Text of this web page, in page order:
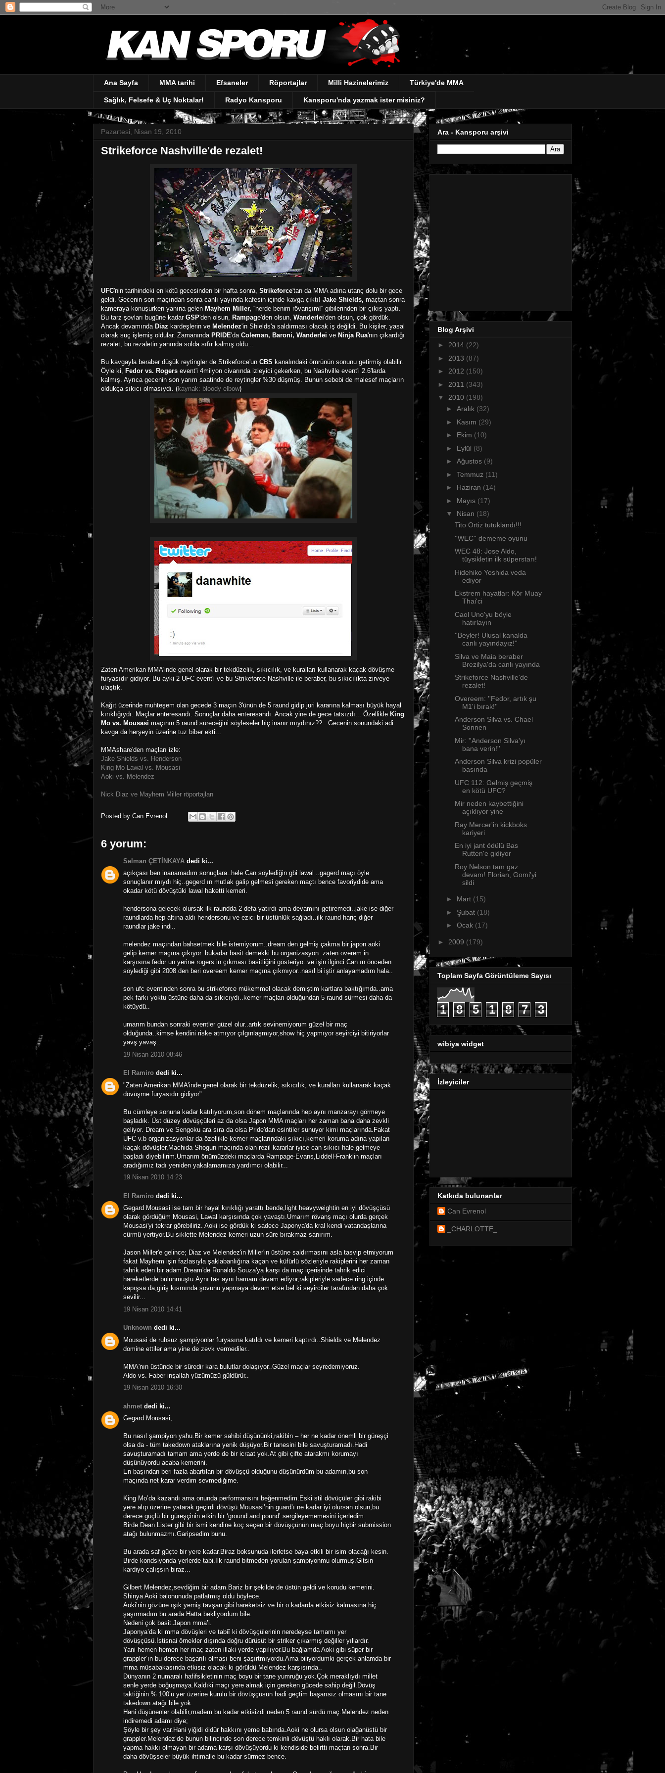
Ana Sayfa MMA tarihi Efsaneler Röportajlar Milli Hazinelerimiz Türkiye'de MMA
Sağlık, Felsefe & Uç Noktalar! Radyo Kansporu Kansporu'nda yazmak ister misiniz?
Pazartesi, Nisan 19, 2010
Strikeforce Nashville'de rezalet!
UFC'nin tarihindeki en kötü gecesinden bir hafta sonra, Strikeforce'tan da MMA adına utanç dolu bir gece
geldi. Gecenin son maçından sonra canlı yayında kafesin içinde kavga çıktı! Jake Shields, maçtan sonra
kameraya konuşurken yanına gelen Mayhem Miller, ''nerde benim rövanşım!'' gibilerinden bir çıkış yaptı.
Bu tarz şovları bugüne kadar GSP'den olsun, Rampage'den olsun, Wanderlei'den olsun, çok gördük.
Ancak devamında Diaz kardeşlerin ve Melendez'in Shields'a saldırması olacak iş değildi. Bu kişiler, yasal
olarak suç işlemiş oldular. Zamanında PRIDE'da Coleman, Baroni, Wanderlei ve Ninja Rua'nın çıkardığı
rezalet, bu rezaletin yanında solda sıfır kalmış oldu...
Bu kavgayla beraber düşük reytingler de Strikeforce'un CBS kanalındaki ömrünün sonunu getirmiş olabilir.
Öyle ki, Fedor vs. Rogers event'i 4milyon civarında izleyici çekerken, bu Nashville event'i 2.6'larda
kalmış. Ayrıca gecenin son yarım saatinde de reytingler %30 düşmüş. Bunun sebebi de malesef maçların
oldukça sıkıcı olmasıydı. (kaynak: bloody elbow)
Zaten Amerikan MMA'inde genel olarak bir tekdüzelik, sıkıcılık, ve kuralları kullanarak kaçak dövüşme
furyasıdır gidiyor. Bu ayki 2 UFC event'i ve bu Strikeforce Nashville ile beraber, bu sıkıcılıkta zirveye
ulaştık.
Kağıt üzerinde muhteşem olan gecede 3 maçın 3'ünün de 5 raund gidip juri kararına kalması büyük hayal
kırıklığıydı. Maçlar enteresandı. Sonuçlar daha enteresandı. Ancak yine de gece tatsızdı... Özellikle King
Mo vs. Mousasi maçının 5 raund süreceğini söyleseler hiç inanır mıydınız??.. Gecenin sonundaki adi
kavga da herşeyin üzerine tuz biber ekti...
MMAshare'den maçları izle:
Jake Shields vs. Henderson
King Mo Lawal vs. Mousasi
Aoki vs. Melendez
Nick Diaz ve Mayhem Miller röportajları
Posted by Can Evrenol
6 yorum:
Selman ÇETİNKAYA dedi ki...
açıkçası ben inanamadım sonuçlara..hele Can söylediğin gbi lawal ..gagerd maçı öyle
sonuçlanır mıydı hiç..gegerd ın mutlak galip gelmesi gereken maçtı bence favoriydide ama
okadar kötü dövüştüki lawal haketti kemeri.
hendersona gelecek olursak ilk raundda 2 defa yatırdı ama devamını getiremedi..jake ise diğer
raundlarda hep altına aldı hendersonu ve ezici bir üstünlük sağladı..ilk raund hariç diğer
raundlar jake indi..
melendez maçından bahsetmek bile istemiyorum..dream den gelmiş çakma bir japon aoki
gelip kemer maçına çıkıyor..bukadar basit demekki bu organizasyon..zaten overem in
karşısına fedor un yerine rogers in çıkması basitliğini gösteriyo..ve işin ilginci Can ın önceden
söylediği gibi 2008 den beri overeem kemer maçına çıkmıyor..nasıl bi iştir anlayamadım hala..
son ufc eventinden sonra bu strikeforce mükemmel olacak demiştim kartlara baktığımda..ama
pek farkı yoktu üstüne daha da sıkıcıydı..kemer maçları olduğundan 5 raund sürmesi daha da
kötüydü..
umarım bundan sonraki eventler güzel olur..artık sevinemiyorum güzel bir maç
olduğunda..kimse kendini riske atmıyor çılgınlaşmıyor,show hiç yapmıyor seyirciyi bitiriyorlar
yavş yavaş..
19 Nisan 2010 08:46
El Ramiro dedi ki...
"Zaten Amerikan MMA'inde genel olarak bir tekdüzelik, sıkıcılık, ve kuralları kullanarak kaçak
dövüşme furyasıdır gidiyor"
Bu cümleye sonuna kadar katılıyorum,son dönem maçlarında hep aynı manzarayı görmeye
başladık. Üst düzey dövüşçüleri az da olsa Japon MMA maçları her zaman bana daha zevkli
geliyor. Dream ve Sengoku ara sıra da olsa Pride'dan esintiler sunuyor kimi maçlarında.Fakat
UFC v.b organizasyonlar da özellikle kemer maçlarındaki sıkıcı,kemeri koruma adına yapılan
kaçak dövüşler,Machida-Shogun maçında olan rezil kararlar iyice can sıkıcı hale gelmeye
başladı diyebilirim.Umarım önümüzdeki maçlarda Rampage-Evans,Liddell-Franklin maçları
aradığımız tadı yeniden yakalamamıza yardımcı olabilir...
19 Nisan 2010 14:23
El Ramiro dedi ki...
Gegard Mousasi ise tam bir hayal kırıklığı yarattı bende,light heavyweightin en iyi dövüşçüsü
olarak gördüğüm Mousasi, Lawal karşısında çok yavaştı.Umarım rövanş maçı olurda gerçek
Mousasi'yi tekrar görebiliriz. Aoki ise gördük ki sadece Japonya'da kral kendi vatandaşlarına
cürmü yertiyor.Bu sıklette Melendez kemeri uzun süre bırakmaz sanırım.
Jason Miller'e gelince; Diaz ve Melendez'in Miller'in üstüne saldırmasını asla tasvip etmiyorum
fakat Mayhem işin fazlasıyla şaklabanlığına kaçan ve küfürlü sözleriyle rakiplerini her zaman
tahrik eden bir adam.Dream'de Ronaldo Souza'ya karşı da maç içerisinde tahrik edici
hareketlerde bulunmuştu.Aynı tas aynı hamam devam ediyor,rakipleriyle sadece ring içinde
kapışsa da,giriş kısmında şovunu yapmaya devam etse bel ki seyirciler tarafından daha çok
sevilir...
19 Nisan 2010 14:41
Unknown dedi ki...
Mousasi de ruhsuz şampiyonlar furyasına katıldı ve kemeri kaptırdı..Shields ve Melendez
domine ettiler ama yine de zevk vermediler..
MMA'nın üstünde bir süredir kara bulutlar dolaşıyor..Güzel maçlar seyredemiyoruz.
Aldo vs. Faber inşallah yüzümüzü güldürür..
19 Nisan 2010 16:30
ahmet dedi ki...
Gegard Mousasi,
Bu nasıl şampiyon yahu.Bir kemer sahibi düşününki,rakibin – her ne kadar önemli bir güreşçi
olsa da - tüm takedown ataklarına yenik düşüyor.Bir tanesini bile savuşturamadı.Hadi
savuşturamadı tamam ama yerde de bir icraat yok.At gibi çifte atarakmı korumayı
düşünüyordu acaba kemerini.
En başından beri fazla abartılan bir dövüşçü olduğunu düşünürdüm bu adamın,bu son
maçında net karar verdim sevmediğime.
King Mo’da kazandı ama onunda performansını beğenmedim.Eski stil dövüçüler gibi rakibi
yere alıp üzerine yatarak geçirdi dövüşü.Mousasi’nin guard’ı ne kadar iyi olursan olsun,bu
derece güçlü bir güreşçinin etkin bir ‘ground and pound’ sergileyememesini içerledim.
Birde Dean Lister gibi bir ismi kendine koç seçen bir dövüşçünün maç boyu hiçbir submission
atağı bulunmazmı.Garipsedim bunu.
Bu arada saf güçte bir yere kadar.Biraz boksunuda ilerletse baya etkili bir isim olacağı kesin.
Birde kondsiyonda yerlerde tabi.İlk raund bitmeden yorulan şampiyonmu olurmuş.Gitsin
kardiyo çalışsın biraz...
Gilbert Melendez,sevdiğim bir adam.Bariz bir şekilde de üstün geldi ve korudu kemerini.
Shinya Aoki balonunuda patlatmış oldu böylece.
Aoki’nin gözüne ışık yemiş tavşan gibi hareketsiz ve bir o kadarda etkisiz kalmasına hiç
şaşırmadım bu arada.Hatta bekliyordum bile.
Nedeni çok basit.Japon mma’i.
Japonya’da ki mma dövüşleri ve tabiî ki dövüşçülerinin neredeyse tamamı yer
dövüşçüsü.İstisnai örnekler dışında doğru dürüsüt bir striker çıkarmış değiller yıllardır.
Yani hemen hemen her maç zaten illaki yerde yapılıyor.Bu bağlamda Aoki gibi süper bir
grappler’ın bu derece başarılı olması beni şaşırtmıyordu.Ama biliyordumki gerçek anlamda bir
mma müsabakasında etkisiz olacak ki görüldü Melendez karşısında..
Dünyanın 2 numaralı hafifsikletinin maç boyu bir tane yumruğu yok.Çok meraklıydı millet
senle yerde boğuşmaya.Kaldıki maçı yere almak için gereken gücede sahip değil.Dövüş
taktiğinin % 100’ü yer üzerine kurulu bir dövüşçüsün hadi geçtim başarısız olmasını bir tane
takedown atağı bile yok.
Hani düşünenler olabilir,madem bu kadar etkisizdi neden 5 raund sürdü maç.Melendez neden
indiremedi adamı diye;
Şöyle bir şey var.Hani yiğidi öldür hakkını yeme babında.Aoki ne olursa olsun olağanüstü bir
grappler.Melendez’de bunun bilincinde son derece temkinli dövüştü haklı olarak.Bir hata bile
yapma hakkı olmayan bir adama karşı dövüşüyordu ki kendiside belirtti maçtan sonra.Bir
daha dövüşseler büyük ihtimalle bu kadar sürmez bence.
Ara - Kansporu arşivi
Blog Arşivi
► 2014 (22)
► 2013 (87)
► 2012 (150)
► 2011 (343)
▼ 2010 (198)
► Aralık (32)
► Kasım (29)
► Ekim (10)
► Eylül (8)
► Ağustos (9)
► Temmuz (11)
► Haziran (14)
► Mayıs (17)
▼ Nisan (18)
Tito Ortiz tutuklandı!!!
''WEC'' dememe oyunu
WEC 48: Jose Aldo,
tüysikletin ilk süperstarı!
Hidehiko Yoshida veda
ediyor
Ekstrem hayatlar: Kör Muay
Thai'ci
Caol Uno'yu böyle
hatırlayın
''Beyler! Ulusal kanalda
canlı yayındayız!''
Silva ve Maia beraber
Brezilya'da canlı yayında
Strikeforce Nashville'de
rezalet!
Overeem: ''Fedor, artık şu
M1'i bırak!''
Anderson Silva vs. Chael
Sonnen
Mir: ''Anderson Silva'yı
bana verin!''
Anderson Silva krizi popüler
basında
UFC 112: Gelmiş geçmiş
en kötü UFC?
Mir neden kaybettiğini
açıklıyor yine
Ray Mercer'in kickboks
kariyeri
En iyi jant ödülü Bas
Rutten'e gidiyor
Roy Nelson tam gaz
devam! Florian, Gomi'yi
sildi
► Mart (15)
► Şubat (18)
► Ocak (17)
► 2009 (179)
Toplam Sayfa Görüntüleme Sayısı
1 8 5 1 8 7 3
wibiya widget
İzleyiciler
Katkıda bulunanlar
Can Evrenol
_CHARLOTTE_